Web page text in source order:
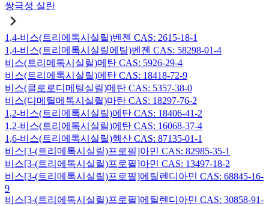
쌍극성 실란
1,4-비스(트리에톡시실릴)벤젠 CAS: 2615-18-1
1,4-비스(트리메톡시실릴에틸)벤젠 CAS: 58298-01-4
비스(트리메톡시실릴)메탄 CAS: 5926-29-4
비스(트리에톡시실릴)메탄 CAS: 18418-72-9
비스(클로로디메틸실릴)메탄 CAS: 5357-38-0
비스(디메틸메톡시실릴)마탄 CAS: 18297-76-2
1,2-비스(트리메톡시실릴)에탄 CAS: 18406-41-2
1,2-비스(트리에톡시실릴)에탄 CAS: 16068-37-4
1,6-비스(트리메톡시실릴)헥산 CAS: 87135-01-1
비스[3-(트리메톡시실릴)프로필]아민 CAS: 82985-35-1
비스[3-(트리에톡시실릴)프로필]아민 CAS: 13497-18-2
비스[3-(트리메톡시실릴)프로필]에틸렌디아민 CAS: 68845-16-
9
비스[3-(트리에톡시실릴)프로필]에틸렌디아민 CAS: 30858-91-